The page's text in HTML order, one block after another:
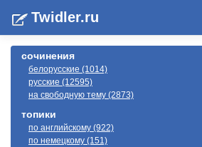
Twidler.ru
сочинения
белорусские (1014)
русские (12595)
на свободную тему (2873)
топики
по английскому (922)
по немецкому (151)